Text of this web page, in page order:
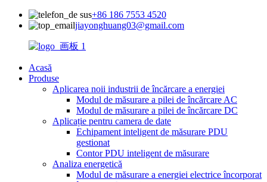
+86 186 7553 4520
jiayonghuang03@gmail.com
Acasă
Produse
Aplicarea noii industrii de încărcare a energiei
Modul de măsurare a pilei de încărcare AC
Modul de măsurare a pilei de încărcare DC
Aplicație pentru camera de date
Echipament inteligent de măsurare PDU
gestionat
Contor PDU inteligent de măsurare
Analiza energetică
Modul de măsurare a energiei electrice încorporat